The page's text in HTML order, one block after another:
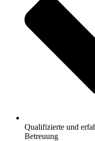
Qualifizierte und
Betreuung